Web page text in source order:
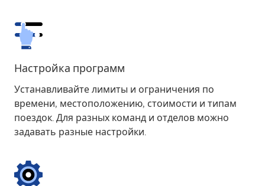
Настройка программ
Устанавливайте лимиты и ограничения по
времени, местоположению, стоимости и типам
поездок. Для разных команд и отделов можно
задавать разные настройки.